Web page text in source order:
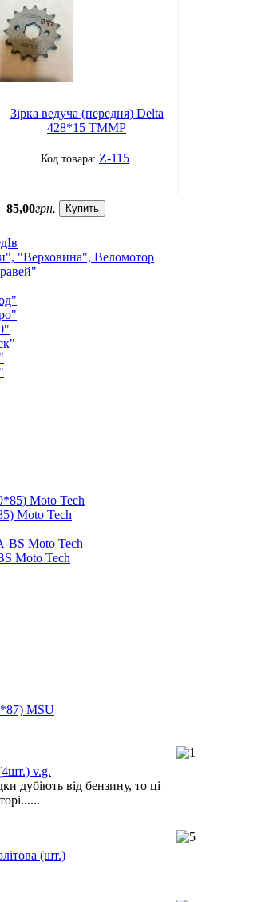
Зірка ведуча (передня) Delta
428*15 TMMP
Z-115
85,00грн. Купить
"Верховина", Веломотор
Moto Tech
Moto Tech
MSU
v.g.
дубіють від бензину, то ці
(шт.)